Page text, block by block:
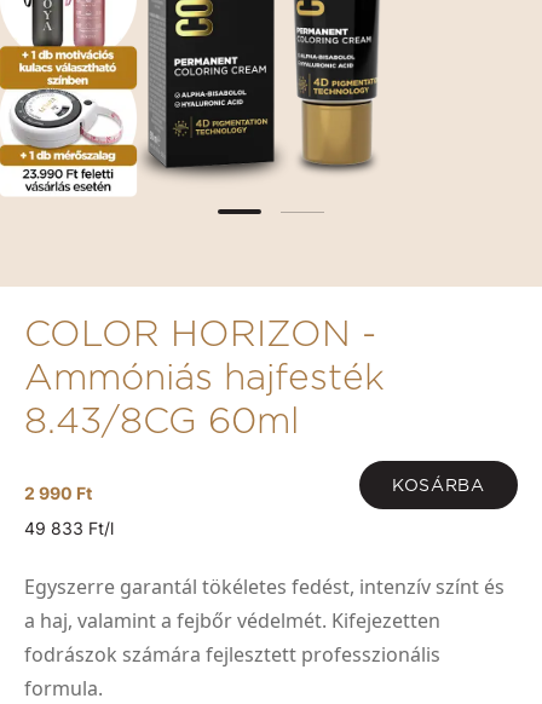
COLOR HORIZON -
Ammóniás hajfesték
8.43/8CG 60ml
2 990 Ft KOSÁRBA
49 833 Ft/l
Egyszerre garantál tökéletes fedést, intenzív színt és
a haj, valamint a fejbőr védelmét. Kifejezetten
fodrászok számára fejlesztett professzionális
formula.